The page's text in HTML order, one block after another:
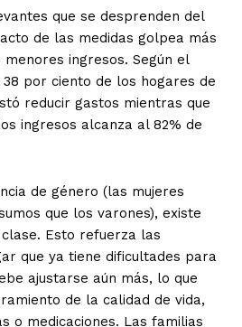
que se desprenden del
de las medidas golpea más
ingresos. Según el
por ciento de los hogares de
reducir gastos mientras que
ingresos alcanza al 82% de
de género (las mujeres
que los varones), existe
Esto refuerza las
que ya tiene dificultades para
ajustarse aún más, lo que
de la calidad de vida,
o medicaciones. Las familias